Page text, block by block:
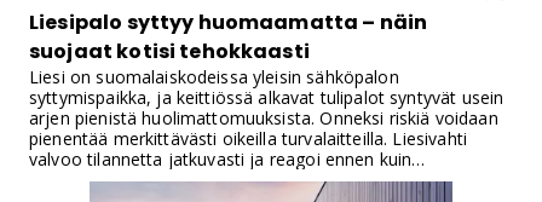
Liesipalo syttyy huomaamatta – näin
suojaat kotisi tehokkaasti
Liesi on suomalaiskodeissa yleisin sähköpalon
syttymispaikka, ja keittiössä alkavat tulipalot syntyvät usein
arjen pienistä huolimattomuuksista. Onneksi riskiä voidaan
pienentää merkittävästi oikeilla turvalaitteilla. Liesivahti
valvoo tilannetta jatkuvasti ja reagoi ennen kuin
vaaratilanne ehtii kehittyä paloksi.